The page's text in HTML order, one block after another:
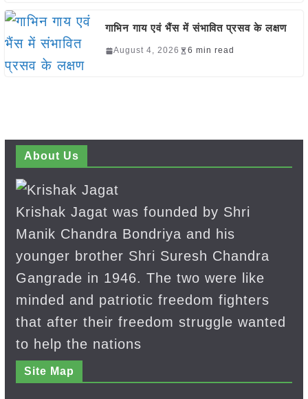
गाभिन गाय एवं भैंस में संभावित प्रसव के लक्षण
August 4, 2026 6 min read
About Us
Krishak Jagat was founded by Shri
Manik Chandra Bondriya and his
younger brother Shri Suresh Chandra
Gangrade in 1946. The two were like
minded and patriotic freedom fighters
that after their freedom struggle wanted
to help the nations
Site Map